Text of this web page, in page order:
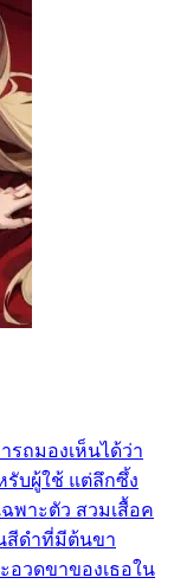
รถมองเห็นได้ว่า
รับผู้ใช้ แต่ลึกซึ้ง
พาะตัว สวมเสื้อค
สีดำที่มีต้นขา
อวดขาของเธอใน